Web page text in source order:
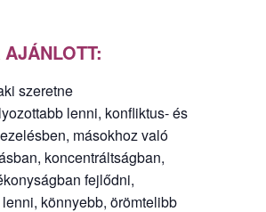
szeretne
lenni, konfliktus- és
másokhoz való
koncentráltságban,
fejlődni,
könnyebb, örömtelibb